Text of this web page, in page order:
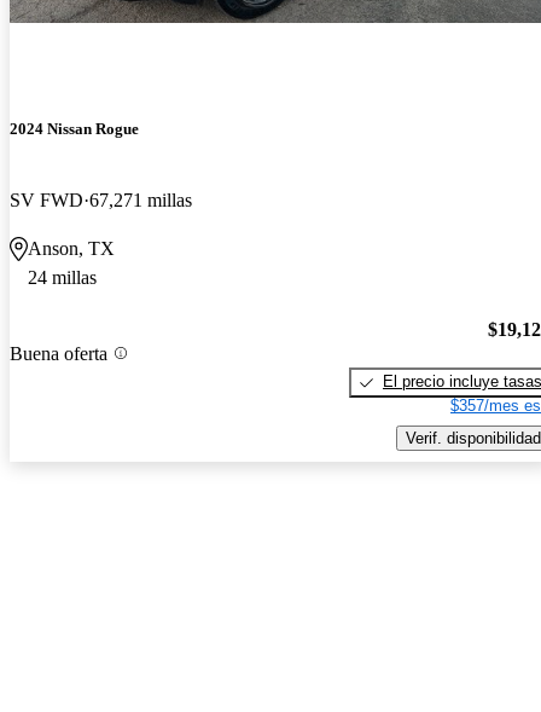
2024 Nissan Rogue
SV FWD 67,271 millas
Anson, TX
24 millas
Buena oferta
El precio incluye tasas
$357/mes
Verif. disponibilidad